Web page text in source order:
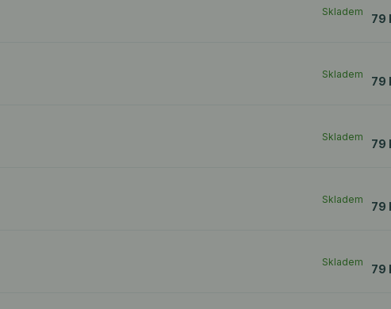
79
Skladem
79
Skladem
79
Skladem
79
Skladem
79
Skladem